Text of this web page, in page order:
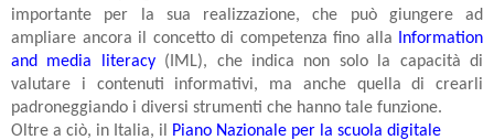
importante per la sua realizzazione, che può giungere ad
ampliare ancora il concetto di competenza fino alla
Information
and media literacy(IML), che indica non solo la capacità di
valutare i contenuti informativi, ma anche quella di crearli
padroneggiando i diversi strumenti che hanno tale funzione.
Oltre a ciò, in Italia, il
Piano Nazionale per la scuola digitale